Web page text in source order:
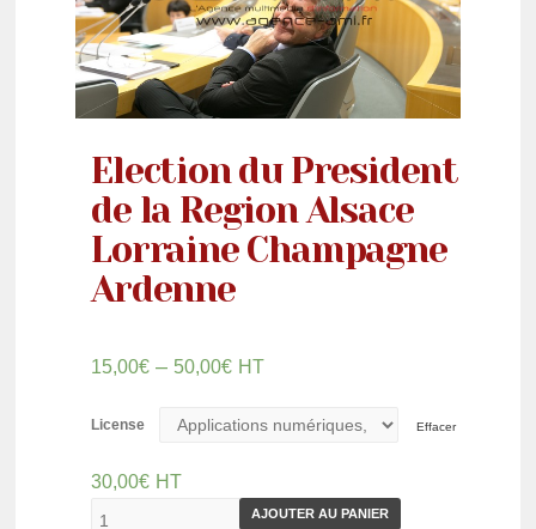
Election du President
de la Region Alsace
Lorraine Champagne
Ardenne
15,00€ – 50,00€ HT
License Effacer
30,00€ HT
AJOUTER AU PANIER